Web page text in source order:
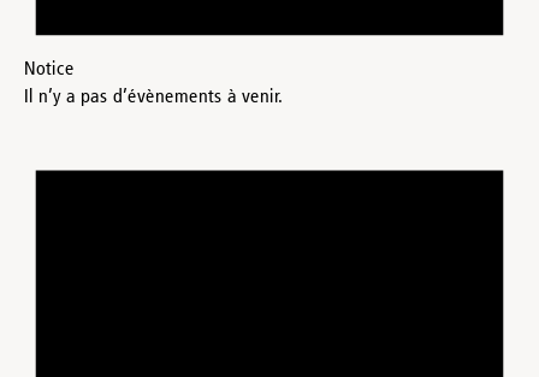
Notice
Il n’y a pas d’évènements à venir.